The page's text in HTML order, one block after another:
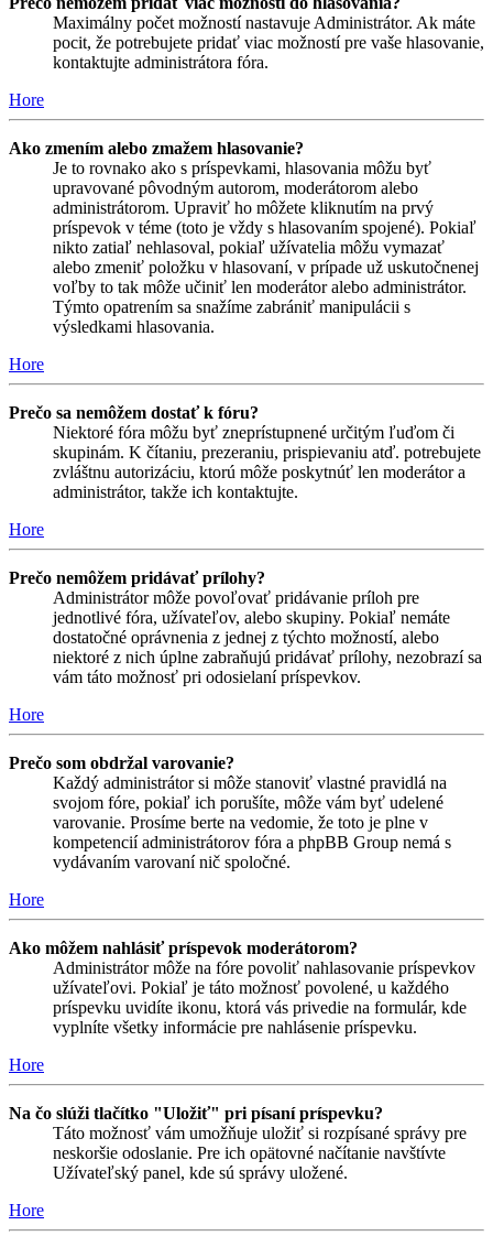
Maximálny počet možností nastavuje Administrátor. Ak máte
pocit, že potrebujete pridať viac možností pre vaše hlasovanie,
kontaktujte administrátora fóra.
Hore
Ako zmením alebo zmažem hlasovanie?
Je to rovnako ako s príspevkami, hlasovania môžu byť
upravované pôvodným autorom, moderátorom alebo
administrátorom. Upraviť ho môžete kliknutím na prvý
príspevok v téme (toto je vždy s hlasovaním spojené). Pokiaľ
nikto zatiaľ nehlasoval, pokiaľ užívatelia môžu vymazať
alebo zmeniť položku v hlasovaní, v prípade už uskutočnenej
voľby to tak môže učiniť len moderátor alebo administrátor.
Týmto opatrením sa snažíme zabrániť manipulácii s
výsledkami hlasovania.
Hore
Prečo sa nemôžem dostať k fóru?
Niektoré fóra môžu byť zneprístupnené určitým ľuďom či
skupinám. K čítaniu, prezeraniu, prispievaniu atď. potrebujete
zvláštnu autorizáciu, ktorú môže poskytnúť len moderátor a
administrátor, takže ich kontaktujte.
Hore
Prečo nemôžem pridávať prílohy?
Administrátor môže povoľovať pridávanie príloh pre
jednotlivé fóra, užívateľov, alebo skupiny. Pokiaľ nemáte
dostatočné oprávnenia z jednej z týchto možností, alebo
niektoré z nich úplne zabraňujú pridávať prílohy, nezobrazí sa
vám táto možnosť pri odosielaní príspevkov.
Hore
Prečo som obdržal varovanie?
Každý administrátor si môže stanoviť vlastné pravidlá na
svojom fóre, pokiaľ ich porušíte, môže vám byť udelené
varovanie. Prosíme berte na vedomie, že toto je plne v
kompetencií administrátorov fóra a phpBB Group nemá s
vydávaním varovaní nič spoločné.
Hore
Ako môžem nahlásiť príspevok moderátorom?
Administrátor môže na fóre povoliť nahlasovanie príspevkov
užívateľovi. Pokiaľ je táto možnosť povolené, u každého
príspevku uvidíte ikonu, ktorá vás privedie na formulár, kde
vyplníte všetky informácie pre nahlásenie príspevku.
Hore
Na čo slúži tlačítko "Uložiť" pri písaní príspevku?
Táto možnosť vám umožňuje uložiť si rozpísané správy pre
neskoršie odoslanie. Pre ich opätovné načítanie navštívte
Užívateľský panel, kde sú správy uložené.
Hore